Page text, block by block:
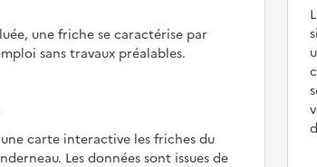
une friche se caractérise par
sans travaux préalables.
carte interactive les friches du
Les données sont issues de